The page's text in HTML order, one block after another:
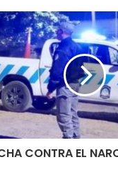
CONTRA EL